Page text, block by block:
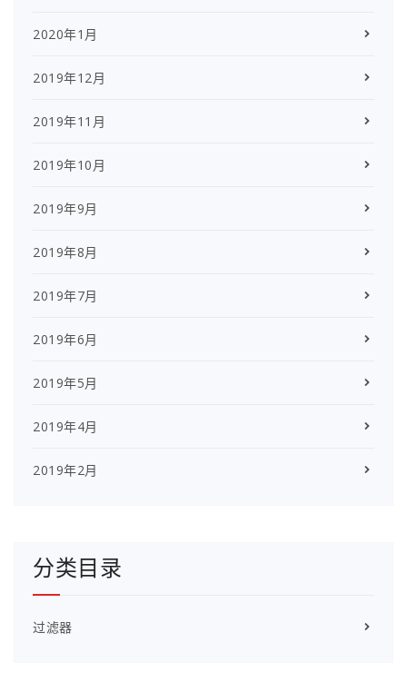
2020年1月
2019年12月
2019年11月
2019年10月
2019年9月
2019年8月
2019年7月
2019年6月
2019年5月
2019年4月
2019年2月
分类目录
过滤器